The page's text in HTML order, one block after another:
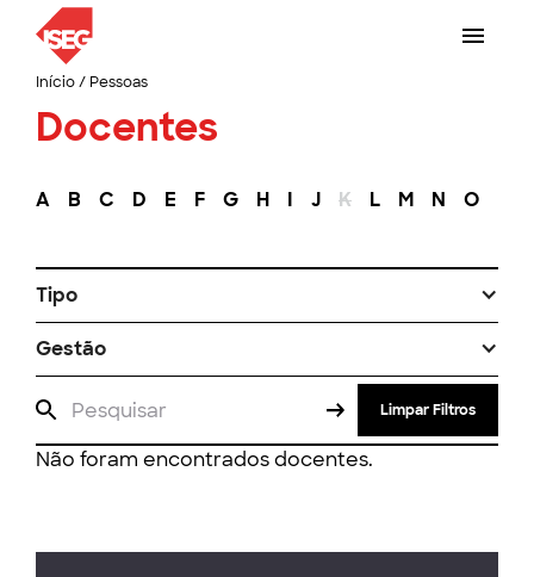
Início/ Pessoas
Docentes
A B C D E F G H I J K L M N O
Tipo
Gestão
Limpar Filtros
Não foram encontrados docentes.